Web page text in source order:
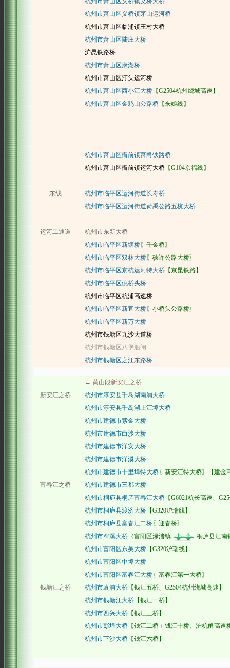
杭州市萧山区义桥镇茅山运河桥
杭州市萧山区临浦镇王村大桥
杭州市萧山区陆庄大桥
沪昆铁路桥
杭州市萧山区康湖桥
杭州市萧山区汀头运河桥
杭州市萧山区西小江大桥 【G2504杭州绕城高速】
杭州市萧山区金鸡山公路桥 【来娘线】
杭州市萧山区衙前镇萧甬铁路桥
杭州市萧山区衙前镇运河大桥 【G104京福线】
东线
杭州市临平区运河街道长寿桥
杭州市临平区运河街道荷禹公路五杭大桥
运河二通道
杭州市东新大桥
杭州市临平区新塘桥 〖千金桥〗
杭州市临平区双林大桥 〖硖许公路大桥〗
杭州市临平区京杭运河特大桥 【京昆铁路】
杭州市临平区倪桥头桥
杭州市临平区杭浦高速桥
杭州市临平区新宜大桥 〖小桥头公路桥〗
杭州市临平区新万大桥
杭州市钱塘区九沙大道桥
杭州市钱塘区八堡船闸
杭州市钱塘区之江东路桥
← 黄山段新安江之桥
新安江之桥
杭州市淳安县千岛湖南浦大桥
杭州市淳安县千岛湖上江埠大桥
杭州市建德市紫金大桥
杭州市建德市白沙大桥
杭州市建德市洋安大桥
杭州市建德市洋溪大桥
杭州市建德市十里埠特大桥 〖新安江特大桥〗【建金
富春江之桥
杭州市建德市三都大桥
杭州市桐庐县桐庐富春江大桥 【G6021杭长高速、
杭州市桐庐县渡济大桥 【G320沪瑞线】
杭州市桐庐县富春江二桥 〖迎春桥〗
杭州市窄溪大桥 ｛富阳区渌渚镇
桐庐县江南
杭州市富阳区东吴大桥 【G320沪瑞线】
杭州市富阳区中埠大桥
杭州市富阳区富春江大桥 〖富春江第一大桥〗
钱塘江之桥
杭州市袁浦大桥 【钱江五桥、G2504杭州绕城高速】
杭州市钱塘江大桥 【钱江一桥】
杭州市西兴大桥 【钱江三桥】
杭州市彭埠大桥 【钱江二桥＋钱江十桥、沪杭甬高速
杭州市下沙大桥 【钱江六桥】